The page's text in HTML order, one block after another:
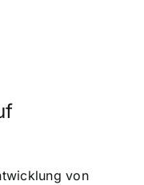
von